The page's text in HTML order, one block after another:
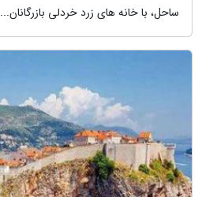
ساحل، با خانه های زرد خردلی بازرگانان...